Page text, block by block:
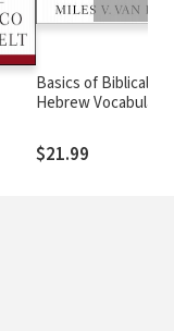
Basics of Biblical
Hebrew Vocabulary
$21.99